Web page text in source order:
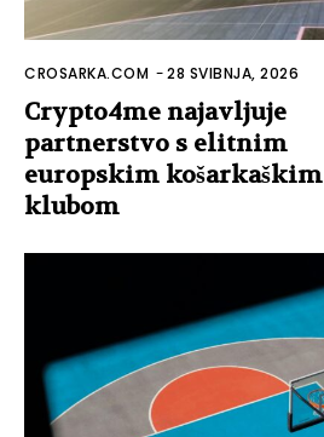
CROSARKA.COM -28 SVIBNJA, 2026
Crypto4me najavljuje
partnerstvo s elitnim
europskim košarkaškim
klubom